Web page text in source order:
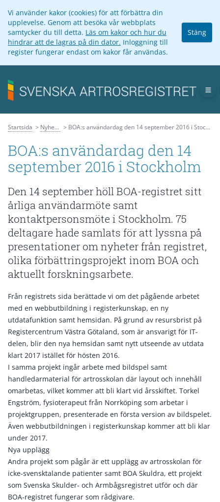
Vi använder kakor (cookies) för att förbättra din
upplevelse. Genom att besöka vår webbplats
samtycker du till detta. Läs om kakor och hur du
hindrar att de lagras på din dator. Inloggning till
register fungerar endast om kakor får användas.
Stäng
Startsida Nyheter BOA:s användardag den 14 september 2016 i Stockholm
BOA:s användardag den 14
september 2016 i Stockholm
Den 14 september höll BOA-registret sitt
årliga användarmöte samt
kontaktpersonsmöte i Stockholm. 75
deltagare hade samlats för att lyssna på
presentationer om nyheter från registret,
olika förbättringsprojekt inom BOA och
aktuellt forskningsarbete.
Från registrets sida berättade vi om det pågående arbetet
med en webbutbildning i registerkunskap, en ny
utdatafunktion samt hemsidan. På grund av resursbrist på
Registercentrum Västra Götaland, som är ansvarigt för IT-
delen, blir den nya hemsidan samt nytt utseende av utdata
klart 2017 istället för hösten 2016.
I samma projekt ingår arbete med bildspel samt
handledarmaterial för artrosskolan där layout och innehåll
omarbetas, vilket kommer att bli klart vid årsskiftet. Torkel
Engström, fysioterapeut från Norrköping som arbetar i
projektgruppen, presenterade en första version av bildspelet.
Även webbutbildningen i registerkunskap kommer att bli klar
under 2017.
Nya upplägg
Andra projekt som pågår är ett upplägg av artrosskolan för
icke-svensktalande patienter samt BOA Skuldra, ett projekt
som Svenska Skulder- och Armbågsregistret utför och där
BOA-registret fungerar som rådgivare.